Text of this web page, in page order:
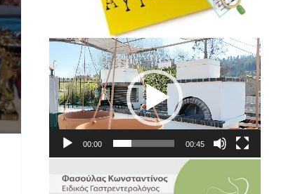
Πρόγραμμα
Αναπαραγωγής
Βίντεο
00:00 00:45